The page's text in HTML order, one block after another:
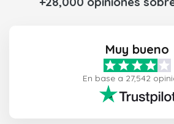
Muy bueno
En base a 27,542